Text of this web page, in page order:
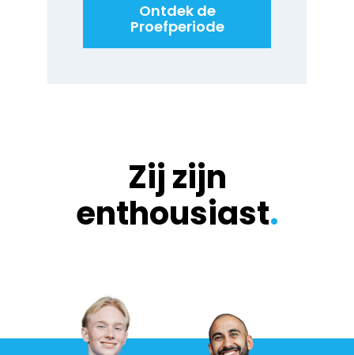
Ontdek de
Proefperiode
Zij zijn
enthousiast.